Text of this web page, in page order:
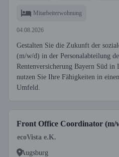
Mitarbeiterwohnung
04.08.2026
Gestalten Sie die Zukunft der
(m/w/d) in der Personalabteilung
Rentenversicherung Bayern Süd in
nutzen Sie Ihre Fähigkeiten in
Umfeld.
Front Office Coordinator (m/
ecoVista e.K.
Augsburg